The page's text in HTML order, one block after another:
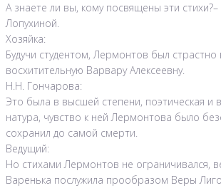
А знаете ли вы, кому посвящены эти
Лопухиной.
Хозяйка:
Будучи студентом, Лермонтов был
восхитительную Варвару Алексеевну.
Н.Н. Гончарова:
Это была в высшей степени, поэтическая и
натура, чувство к ней Лермонтова было
сохранил до самой смерти.
Ведущий:
Но стихами Лермонтов не ограничивался,
Варенька послужила прообразом Веры